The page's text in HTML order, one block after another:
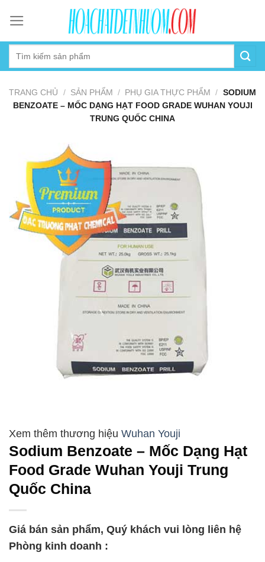
content
TRANG CHỦ / SẢN PHẨM / PHỤ GIA THỰC PHẨM / SODIUM
BENZOATE – MỐC DẠNG HẠT FOOD GRADE WUHAN YOUJI
TRUNG QUỐC CHINA
Wuhan Youji
Sodium Benzoate – Mốc Dạng Hạt
Food Grade Wuhan Youji Trung
Quốc China
Giá bán sản phẩm, Quý khách vui lòng liên hệ
Phòng kinh doanh :